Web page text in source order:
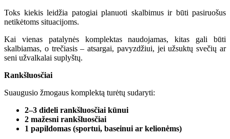
Toks kiekis leidžia patogiai planuoti skalbimus ir būti pasiruošus
netikėtoms situacijoms.
Kai vienas patalynės komplektas naudojamas, kitas gali būti
skalbiamas, o trečiasis – atsargai, pavyzdžiui, jei užsuktų svečių ar
seni užvalkalai suplyštų.
Rankšluosčiai
Suaugusio žmogaus komplektą turėtų sudaryti:
2–3 dideli rankšluosčiai kūnui
2 mažesni rankšluosčiai
1 papildomas (sportui, baseinui ar kelionėms)